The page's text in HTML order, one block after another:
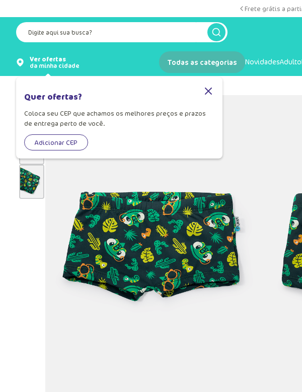
Frete grátis a
Digite aqui sua busca?
Ver ofertas
da minha cidade
Quer ofertas?
Coloca seu CEP que achamos os melhores preços e prazos
de entrega perto de você.
Adicionar CEP
Todas as categorias NovidadesAdulto